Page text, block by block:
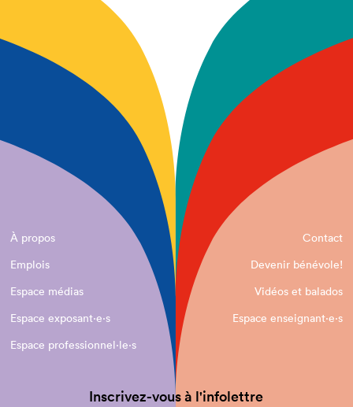
À propos
Contact
Emplois
Devenir bénévole!
Espace médias
Vidéos et balados
Espace exposant·e⋅s
Espace enseignant·e⋅s
Espace professionnel·le⋅s
Inscrivez-vous à l'infolettre